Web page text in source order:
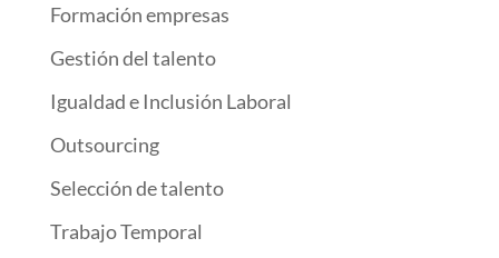
Formación empresas
Gestión del talento
Igualdad e Inclusión Laboral
Outsourcing
Selección de talento
Trabajo Temporal